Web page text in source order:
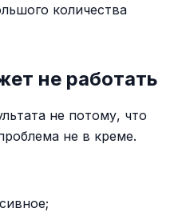
количества
не работать
не потому, что
не в креме.